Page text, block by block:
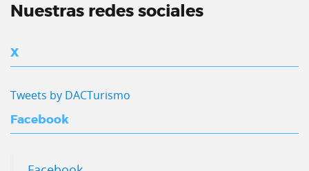
Nuestras redes sociales
X
Tweets by DACTurismo
Facebook